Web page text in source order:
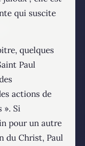
qui suscite
quelques
Paul
actions de
». Si
pour un autre
du Christ, Paul